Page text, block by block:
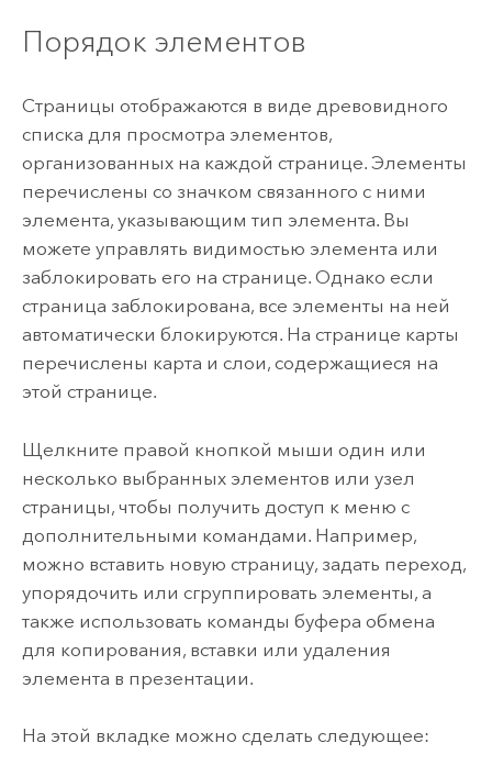
Порядок элементов
Страницы отображаются в виде древовидного
списка для просмотра элементов,
организованных на каждой странице. Элементы
перечислены со значком связанного с ними
элемента, указывающим тип элемента. Вы
можете управлять видимостью элемента или
заблокировать его на странице. Однако если
страница заблокирована, все элементы на ней
автоматически блокируются. На странице карты
перечислены карта и слои, содержащиеся на
этой странице.
Щелкните правой кнопкой мыши один или
несколько выбранных элементов или узел
страницы, чтобы получить доступ к меню с
дополнительными командами. Например,
можно вставить новую страницу, задать переход,
упорядочить или сгруппировать элементы, а
также использовать команды буфера обмена
для копирования, вставки или удаления
элемента в презентации.
На этой вкладке можно сделать следующее: